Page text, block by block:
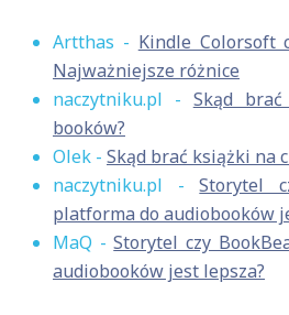
Artthas - Kindle Colorsoft
Najważniejsze różnice
naczytniku.pl - Skąd
booków?
Olek - Skąd brać książki na
naczytniku.pl -Storytel
platforma do audiobooków
MaQ -Storytel czy
audiobooków jest lepsza?